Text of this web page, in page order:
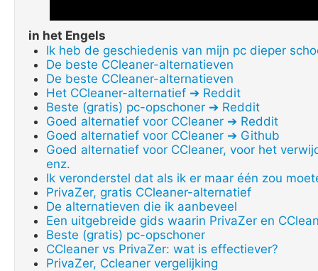
in het Engels
Ik heb de geschiedenis van mijn pc dieper
De beste CCleaner-alternatieven
De beste CCleaner-alternatieven
Het CCleaner-alternatief ➔ Reddit
Beste (gratis) pc-opschoner ➔ Reddit
Goed alternatief voor CCleaner ➔ Reddit
Goed alternatief voor CCleaner ➔ Github
Goed alternatief voor CCleaner, voor het
enz.
Ik veronderstel dat als ik er maar één zou
PrivaZer, gratis CCleaner-alternatief
De alternatieven die ik aanbeveel
Een uitgebreide gids waarin PrivaZer en
Beste (gratis) pc-opschoner
CCleaner vs PrivaZer: wat is effectiever?
PrivaZer, Ccleaner vergelijking